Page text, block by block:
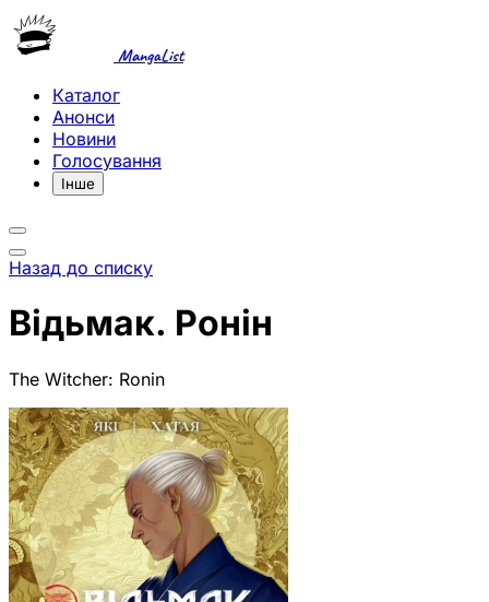
MangaList
Каталог
Анонси
Новини
Голосування
Інше
Назад до списку
Відьмак. Ронін
The Witcher: Ronin